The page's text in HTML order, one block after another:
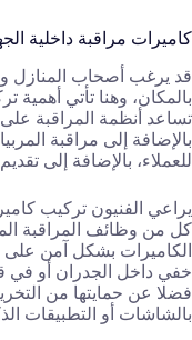
كاميرات مراقبة داخلية
قد يرغب أصحاب المنازل
بالمكان، وهنا تأتي أهمية
تساعد أنظمة المراقبة
بالإضافة إلى مراقبة
للعملاء، بالإضافة إلى
يراعي الفنيون تركيب
كل من وظائف المراقبة
الكاميرات بشكل آمن على
خفي داخل الجدران أو في
فضلا عن حمايتها من
بالشاشات أو التطبيقات